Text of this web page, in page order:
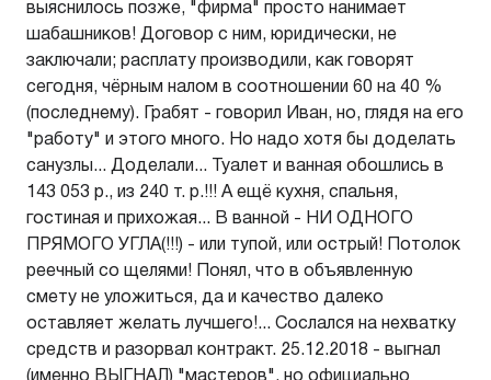
выяснилось позже, "фирма" просто нанимает
шабашников! Договор с ним, юридически, не
заключали; расплату производили, как говорят
сегодня, чёрным налом в соотношении 60 на 40 %
(последнему). Грабят - говорил Иван, но, глядя на его
"работу" и этого много. Но надо хотя бы доделать
санузлы... Доделали... Туалет и ванная обошлись в
143 053 р., из 240 т. р.!!! А ещё кухня, спальня,
гостиная и прихожая... В ванной - НИ ОДНОГО
ПРЯМОГО УГЛА(!!!) - или тупой, или острый! Потолок
реечный со щелями! Понял, что в объявленную
смету не уложиться, да и качество далеко
оставляет желать лучшего!... Сослался на нехватку
средств и разорвал контракт. 25.12.2018 - выгнал
(именно ВЫГНАЛ) "мастеров", но официально